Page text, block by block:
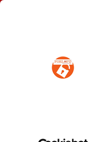
BLOG